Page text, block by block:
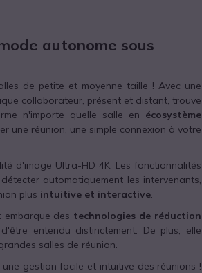
autonome sous
de petite et moyenne taille ! Avec une
collaborateur, présent et distant, trouve
n'importe quelle salle en écosystème
une réunion, une simple connexion à votre
d'image Ultra-HD 4K. Les fonctionnalités
détecter automatiquement les intervenants,
plus intuitive et interactive
embarque des technologies de réduction
entendu distinctement. De plus, elle
salles de réunion.
une gestion facile et intuitive des réunions !